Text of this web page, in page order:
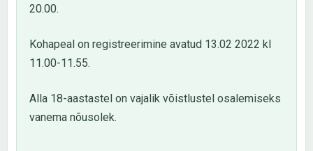
20.00.
Kohapeal on registreerimine avatud 13.02 2022 kl
11.00-11.55.
Alla 18-aastastel on vajalik võistlustel osalemiseks
vanema nõusolek.